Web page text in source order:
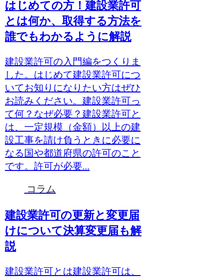
はじめての方！建設業許可
とは何か、取得する方法を
誰でもわかるように解説
建設業許可の入門編をつくりま
した。はじめて建設業許可につ
いてお知りになりたい方はぜひ
お読みください。建設業許可っ
て何？なぜ必要？建設業許可と
は、一定規模（金額）以上の建
設工事を請け負うときに必要に
なる国や都道府県の許可のこと
です。許可が必要...
コラム
建設業許可の更新と変更届
けについて決算変更届も解
説
建設業許可とは建設業許可は、